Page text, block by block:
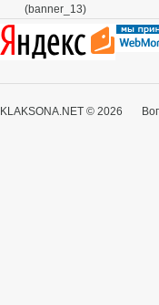
(banner_13)
KLAKSONA.NET © 2026